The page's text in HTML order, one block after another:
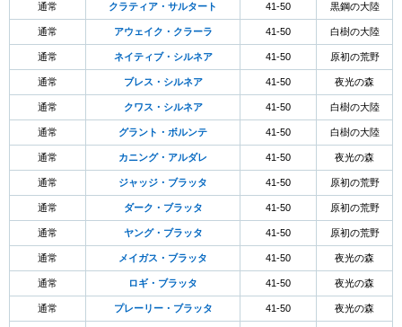
通常 クラティア・サルタート 41-50 黒鋼の大陸
通常 アウェイク・クラーラ 41-50 白樹の大陸
通常 ネイティブ・シルネア 41-50 原初の荒野
通常 ブレス・シルネア 41-50 夜光の森
通常 クワス・シルネア 41-50 白樹の大陸
通常 グラント・ボルンテ 41-50 白樹の大陸
通常 カニング・アルダレ 41-50 夜光の森
通常 ジャッジ・ブラッタ 41-50 原初の荒野
通常 ダーク・ブラッタ 41-50 原初の荒野
通常 ヤング・ブラッタ 41-50 原初の荒野
通常 メイガス・ブラッタ 41-50 夜光の森
通常 ロギ・ブラッタ 41-50 夜光の森
通常 プレーリー・ブラッタ 41-50 夜光の森